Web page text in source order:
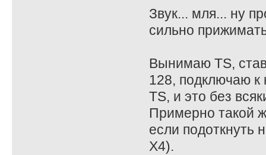
Звук... мля... ну
сильно
Вынимаю TS,
128, подключаю к
TS, и это без
Примерно такой
если подоткнуть
X4).